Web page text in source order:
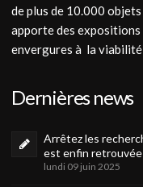
de plus de 10.000
apporte des
envergures à la
Dernières news
Arrêtez les
est enfin retrouvée
lundi 09 juin 2025